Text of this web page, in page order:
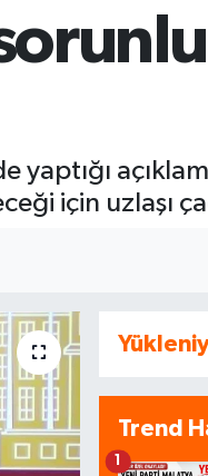
yaptığı
için uzlaşı
Trend
1